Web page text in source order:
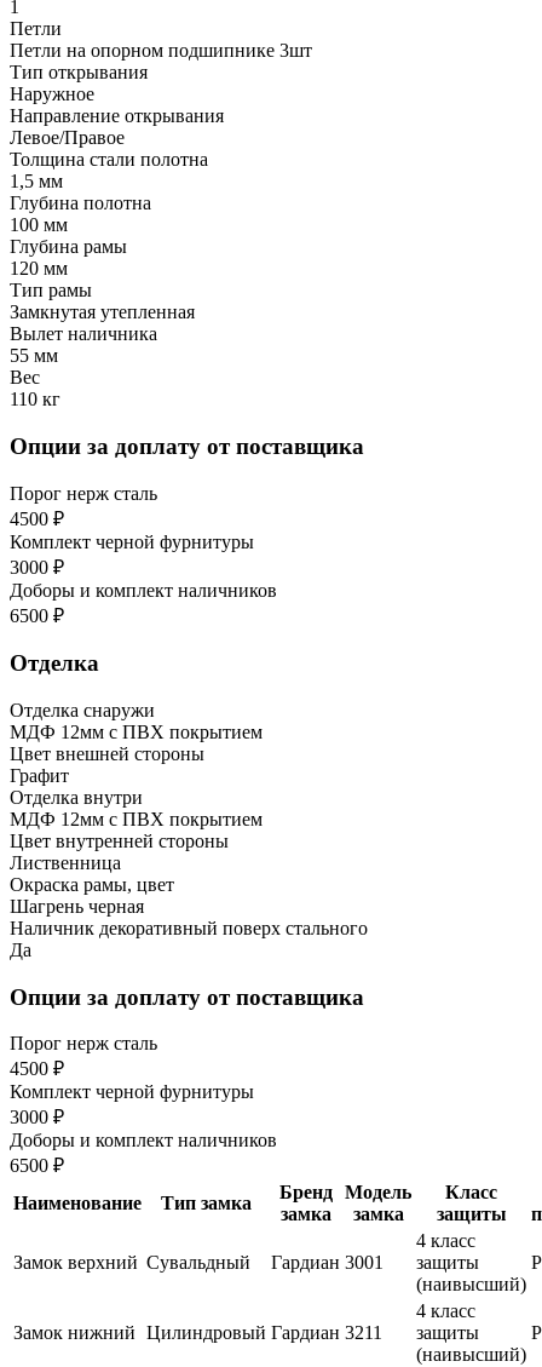
1
Петли
Петли на опорном подшипнике 3шт
Тип открывания
Наружное
Направление открывания
Левое/Правое
Толщина стали полотна
1,5 мм
Глубина полотна
100 мм
Глубина рамы
120 мм
Тип рамы
Замкнутая утепленная
Вылет наличника
55 мм
Вес
110 кг
Опции за доплату от поставщика
Порог нерж сталь
4500 ₽
Комплект черной фурнитуры
3000 ₽
Доборы и комплект наличников
6500 ₽
Отделка
Отделка снаружи
МДФ 12мм с ПВХ покрытием
Цвет внешней стороны
Графит
Отделка внутри
МДФ 12мм с ПВХ покрытием
Цвет внутренней стороны
Лиственница
Окраска рамы, цвет
Шагрень черная
Наличник декоративный поверх стального
Да
Опции за доплату от поставщика
Порог нерж сталь
4500 ₽
Комплект черной фурнитуры
3000 ₽
Доборы и комплект наличников
6500 ₽
Наименование
Тип замка
Бренд
замка
Модель
замка
Класс
защиты
Замок верхний Сувальдный Гардиан 3001
4 класс
защиты
(наивысший)
Замок нижний Цилиндровый Гардиан 3211
4 класс
защиты
(наивысший)